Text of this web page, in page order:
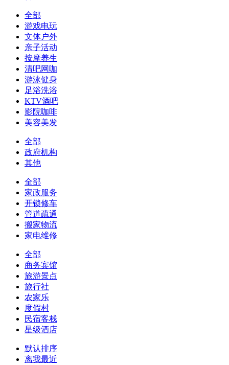
全部
游戏电玩
文体户外
亲子活动
按摩养生
清吧网咖
游泳健身
足浴洗浴
KTV酒吧
影院咖啡
美容美发
全部
政府机构
其他
全部
家政服务
开锁修车
管道疏通
搬家物流
家电维修
全部
商务宾馆
旅游景点
旅行社
农家乐
度假村
民宿客栈
星级酒店
默认排序
离我最近